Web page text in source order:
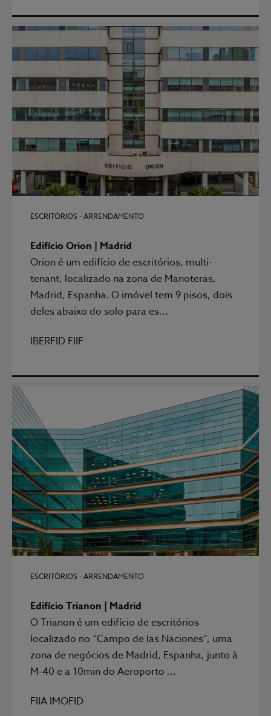
ESCRITÓRIOS - ARRENDAMENTO
Edifício Orion | Madrid
Orion é um edifício de escritórios, multi-
tenant, localizado na zona de Manoteras,
Madrid, Espanha. O imóvel tem 9 pisos, dois
deles abaixo do solo para es...
IBERFID FIIF
ESCRITÓRIOS - ARRENDAMENTO
Edifício Trianon | Madrid
O Trianon é um edifício de escritórios
localizado no “Campo de las Naciones”, uma
zona de negócios de Madrid, Espanha, junto à
M-40 e a 10min do Aeroporto ...
FIIA IMOFID